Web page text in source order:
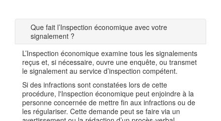
Que fait l’Inspection économique avec votre
signalement ?
L’Inspection économique examine tous les signalements
reçus et, si nécessaire, ouvre une enquête, ou transmet
le signalement au service d’inspection compétent.
Si des infractions sont constatées lors de cette
procédure, l'Inspection économique peut enjoindre à la
personne concernée de mettre fin aux infractions ou de
les régulariser. Cette demande peut se faire via un